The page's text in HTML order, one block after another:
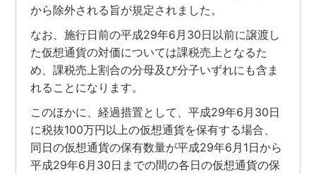
から除外される旨が規定されました。
なお、施行日前の平成29年6月30日以前に譲渡し
た仮想通貨の対価については課税売上となるた
め、課税売上割合の分母及び分子いずれにも含ま
れることになります。
このほかに、経過措置として、平成29年6月30日
に税抜100万円以上の仮想通貨を保有する場合、
同日の仮想通貨の保有数量が平成29年6月1日から
平成29年6月30日までの間の各日の仮想通貨の保